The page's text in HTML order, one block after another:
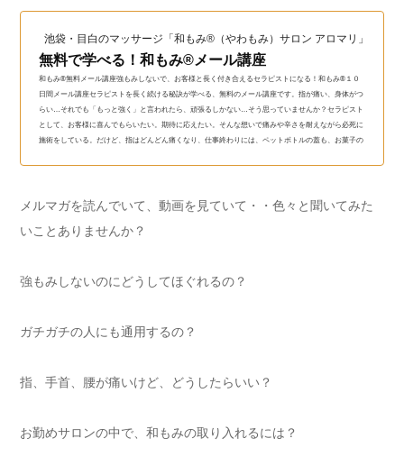
池袋・目白のマッサージ「和もみ®（やわもみ）サロン アロマリ」（和
無料で学べる！和もみ®メール講座
和もみ®無料メール講座強もみしないで、お客様と長く付き合えるセラピストになる！和もみ®１０
日間メール講座セラピストを長く続ける秘訣が学べる、無料のメール講座です。指が痛い、身体がつ
らい…それでも「もっと強く」と言われたら、頑張るしかない…そう思っていませんか？セラピスト
として、お客様に喜んでもらいたい。期待に応えたい。そんな想いで痛みや辛さを耐えながら必死に
施術をしている。だけど、指はどんどん痛くなり、仕事終わりには、ペットボトルの蓋も、お菓子の
メルマガを読んでいて、動画を見ていて・・色々と聞いてみた
いことありませんか？
強もみしないのにどうしてほぐれるの？
ガチガチの人にも通用するの？
指、手首、腰が痛いけど、どうしたらいい？
お勤めサロンの中で、和もみの取り入れるには？